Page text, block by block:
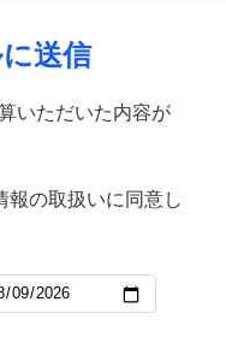
送信
いただいた内容が
報の取扱いに同意し